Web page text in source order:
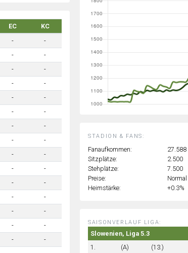
EC
KC
-
-
-
-
-
-
-
-
-
-
-
-
-
-
-
-
-
-
-
-
-
-
-
-
-
-
-
-
-
-
STADION & FANS:
Fanaufkommen:
27.588
Sitzplätze:
2.500
Stehplätze:
7.500
Preise:
Normal
Heimstärke:
+0.3%
SAISONVERLAUF LIGA:
Slowenien, Liga 5.3
1.
(A) (13.)